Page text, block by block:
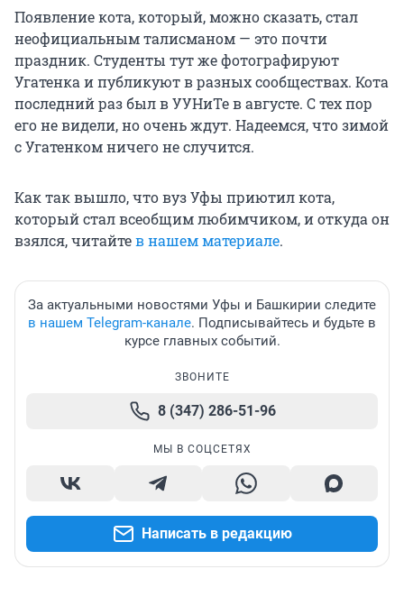
Появление кота, который, можно сказать, стал
неофициальным талисманом — это почти
праздник. Студенты тут же фотографируют
Угатенка и публикуют в разных сообществах. Кота
последний раз был в УУНиТе в августе. С тех пор
его не видели, но очень ждут. Надеемся, что зимой
с Угатенком ничего не случится.
Как так вышло, что вуз Уфы приютил кота,
который стал всеобщим любимчиком, и откуда он
взялся, читайтев нашем материале.
За актуальными новостями Уфы и Башкирии следите
в нашем Telegram-канале. Подписывайтесь и будьте в
курсе главных событий.
ЗВОНИТЕ
8 (347) 286-51-96
МЫ В СОЦСЕТЯХ
Написать в редакцию